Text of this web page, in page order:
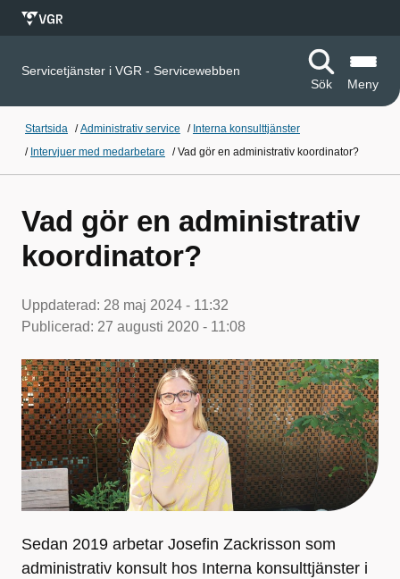
Servicetjänster i VGR - Servicewebben
Sök
Meny
Startsida /Administrativ service / Interna konsulttjänster
/ Intervjuer med medarbetare /Vad gör en administrativ koordinator?
Vad gör en administrativ
koordinator?
Uppdaterad: 28 maj 2024 - 11:32
Publicerad: 27 augusti 2020 - 11:08
Sedan 2019 arbetar Josefin Zackrisson som
administrativ konsult hos Interna konsulttjänster i